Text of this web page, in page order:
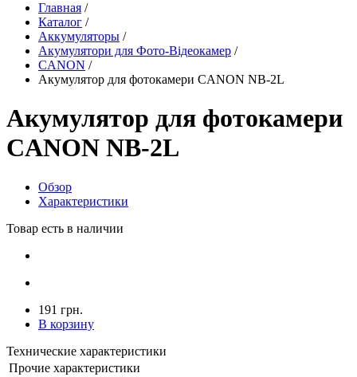
Главная /
Каталог /
Аккумуляторы /
Акумулятори для Фото-Відеокамер /
CANON /
Акумулятор для фотокамери CANON NB-2L
Акумулятор для фотокамери
CANON NB-2L
Обзор
Характеристики
Товар есть в наличии
191 грн.
В корзину
Технические характеристики
Прочие характеристики